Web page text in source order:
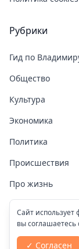
Рубрики
Гид по
Общество
Культура
Экономика
Политика
Происшествия
Про жизнь
Здоровье
COVID-19
Сайт использует
вы соглашаетесь
✓ Согласен